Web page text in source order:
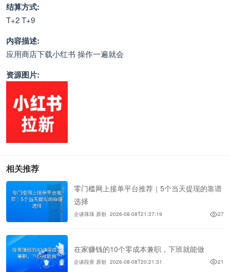
结算方式:
T+2 T+9
内容描述:
应用商店下载小红书 操作一遍就会
资源图片:
相关推荐
零门槛网上接单平台推荐｜5个当天提现的靠谱
选择
企谈珠珠 原创 2026-08-08T21:37:19 27
在家赚钱的10个零成本兼职，下班就能做
企谈段誉 原创 2026-08-08T20:21:31 21